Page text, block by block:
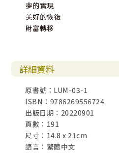
夢的實現
美好的恢復
財富轉移
詳細資料
原書號：LUM-03-1
ISBN：9786269556724
出版日期：20220901
頁數：191
尺寸：14.8 x 21cm
語言：繁體中文